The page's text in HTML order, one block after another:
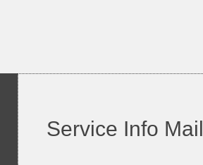
Service Info Mail